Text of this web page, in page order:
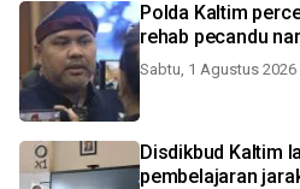
Polda Kaltim
rehab pecandu
Sabtu, 1 Agustus 2026
Disdikbud Kaltim
pembelajaran